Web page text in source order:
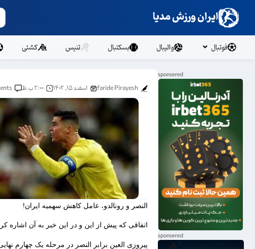
ایران ورزش مدیا
فوتبال والیبال بسکتبال تنیس کشتی
faride Pirayesh اسفند ۱۵, ۱۴۰۲ ۲:۰۰ ب.ظ
النصر و رونالدو، عامل کاهش سهمیه ایران!
اتفاقی که پیش از این و در این خبر به آن اشاره
پیروزی العین برابر النصر در مرحله یک چهارم